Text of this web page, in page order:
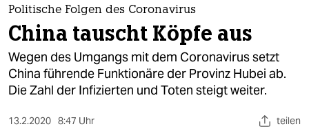
themen
politik
öko
Politische Folgen des Coronavirus
China tauscht Köpfe aus
Wegen des Umgangs mit dem Coronavirus setzt
China führende Funktionäre der Provinz Hubei ab.
Die Zahl der Infizierten und Toten steigt weiter.
13.2.2020 8:47 Uhr teilen